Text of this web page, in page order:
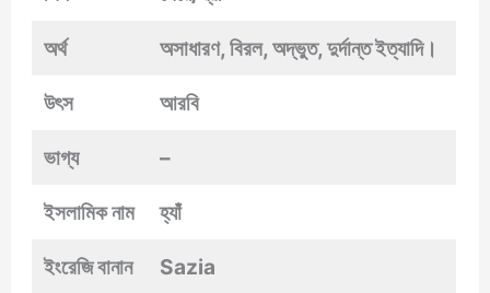
অর্থ অসাধারণ, বিরল, অদ্ভুত, দুর্দান্ত ইত্যাদি।
উৎস আরবি
ভাগ্য –
ইসলামিক নাম হ্যাঁ
ইংরেজি বানান Sazia